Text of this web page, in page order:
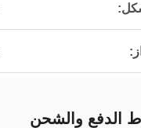
الدفع والشحن